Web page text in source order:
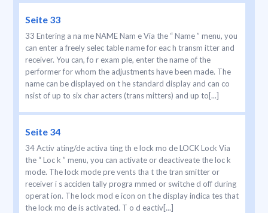
Seite 33
33 Entering a na me NAME Nam e Via the “ Name ” menu, you
can enter a freely selec table name for eac h transm itter and
receiver. You can, fo r exam ple, enter the name of the
performer for whom the adjustments have been made. The
name can be displayed on t he standard display and can co
nsist of up to six char acters (trans mitters) and up to[...]
Seite 34
34 Activ ating/de activa ting th e lock mo de LOCK Lock Via
the “ Loc k ” menu, you can activate or deactiveate the loc k
mode. The lock mode pre vents tha t the tran smitter or
receiver i s acciden tally progra mmed or switche d off during
operat ion. The lock mod e icon on t he display indica tes that
the lock mo de is activated. T o d eactiv[...]